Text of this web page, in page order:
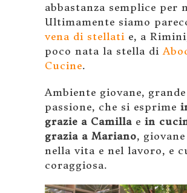
abbastanza semplice per
Ultimamente siamo
vena di stellati e, a
poco nata la stella di
Cucine.
Ambiente giovane, grande
passione, che si esprime
grazie a Camilla e in
grazia a Mariano,
nella vita e nel lavoro, e
coraggiosa.